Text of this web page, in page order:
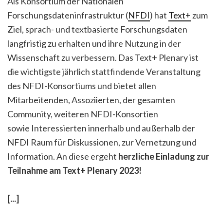
Forschungsdateninfrastruktur (NFDI) hat Text+ zum
Ziel, sprach- und textbasierte Forschungsdaten
langfristig zu erhalten und ihre Nutzung in der
Wissenschaft zu verbessern. Das Text+ Plenary ist
die wichtigste jährlich stattfindende Veranstaltung
des NFDI-Konsortiums und bietet allen
Mitarbeitenden, Assoziierten, der gesamten
Community, weiteren NFDI-Konsortien
sowie Interessierten innerhalb und außerhalb der
NFDI Raum für Diskussionen, zur Vernetzung und
Information. An diese ergeht herzliche Einladung zur
Teilnahme am Text+ Plenary 2023!
[...]